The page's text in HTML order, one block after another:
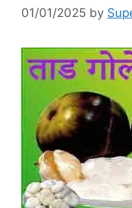
01/01/2025 by